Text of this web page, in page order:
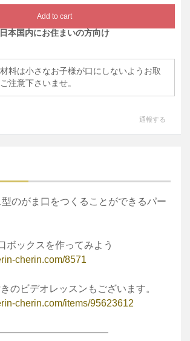
Add to cart
日本国内にお住まいの方向け
料は小さなお子様が口にしないようお取
注意下さいませ。
通報する
のがま口をつくることができるパー
ボックスを作ってみよう
cherin.com/8571
のビデオレッスンもございます。
cherin.com/items/95623612